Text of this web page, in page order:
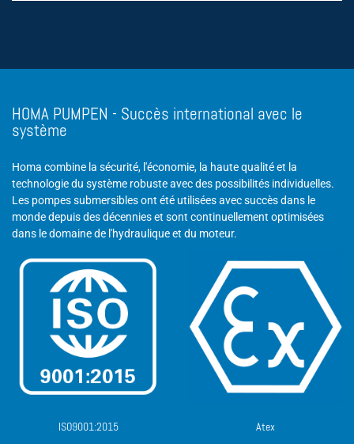
HOMA PUMPEN - Succès international avec le
système
Homa combine la sécurité, l'économie, la haute qualité et la
technologie du système robuste avec des possibilités individuelles.
Les pompes submersibles ont été utilisées avec succès dans le
monde depuis des décennies et sont continuellement optimisées
dans le domaine de l'hydraulique et du moteur.
ISO9001:2015 Atex